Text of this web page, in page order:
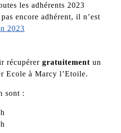
les adhérents 2023
encore adhérent, il n’est
2023
récupérer gratuitement un
Ecole à Marcy l’Etoile.
sont :